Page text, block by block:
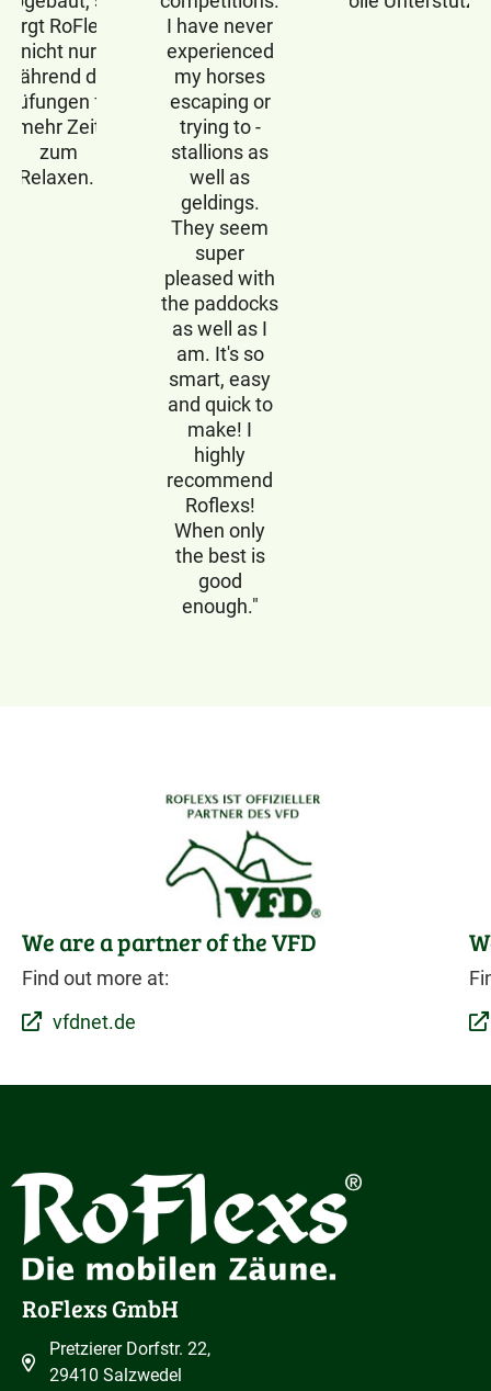
sorgt RoFlexs
nicht nur
während der
Prüfungen für
mehr Zeit
zum
Relaxen.
I have never
experienced
my horses
escaping or
trying to -
stallions as
well as
geldings.
They seem
super
pleased with
the paddocks
as well as I
am. It's so
smart, easy
and quick to
make! I
highly
recommend
Roflexs!
When only
the best is
good
enough."
We are a partner of the VFD
Find out more at:
vfdnet.de
RoFlexs GmbH
Pretzierer Dorfstr. 22,
29410 Salzwedel